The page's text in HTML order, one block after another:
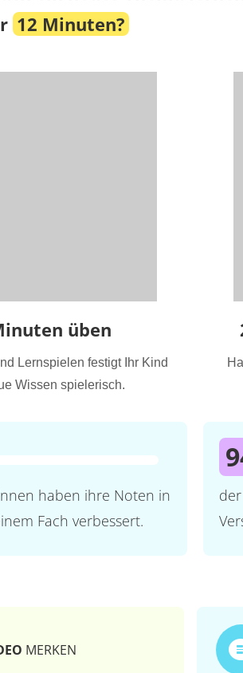
12 Minuten?
üben
Lernspielen festigt Ihr Kind
Wissen spielerisch.
haben ihre Noten in
Fach verbessert.
MERKEN